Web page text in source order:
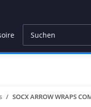
Service
SOCX ARROW WRAPS